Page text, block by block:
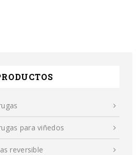
para viñedos
reversible